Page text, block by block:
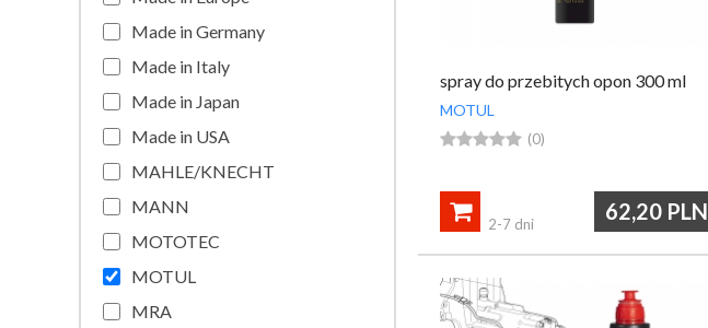
Made in Germany
Made in Italy
Made in Japan
Made in USA
MAHLE/KNECHT
MANN
MOTOTEC
MOTUL
MRA
spray do przebitych opon 300 ml
MOTUL
 (0)
62,20 PLN

2-7 dni